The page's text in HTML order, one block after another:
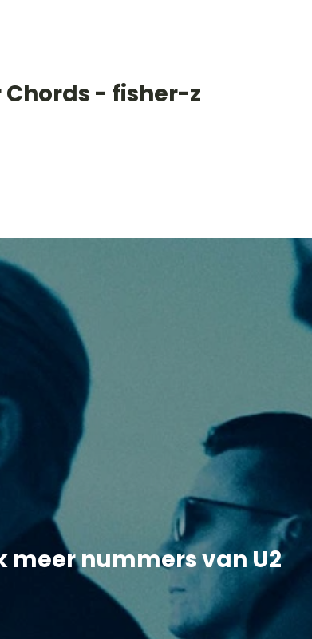
- fisher-z
meer nummers van U2